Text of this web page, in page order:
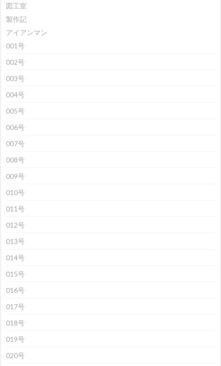
図工室
製作記
アイアンマン
001号
002号
003号
004号
005号
006号
007号
008号
009号
010号
011号
012号
013号
014号
015号
016号
017号
018号
019号
020号